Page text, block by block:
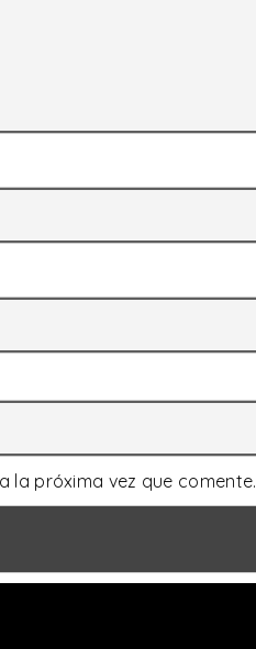
la próxima vez que comente.